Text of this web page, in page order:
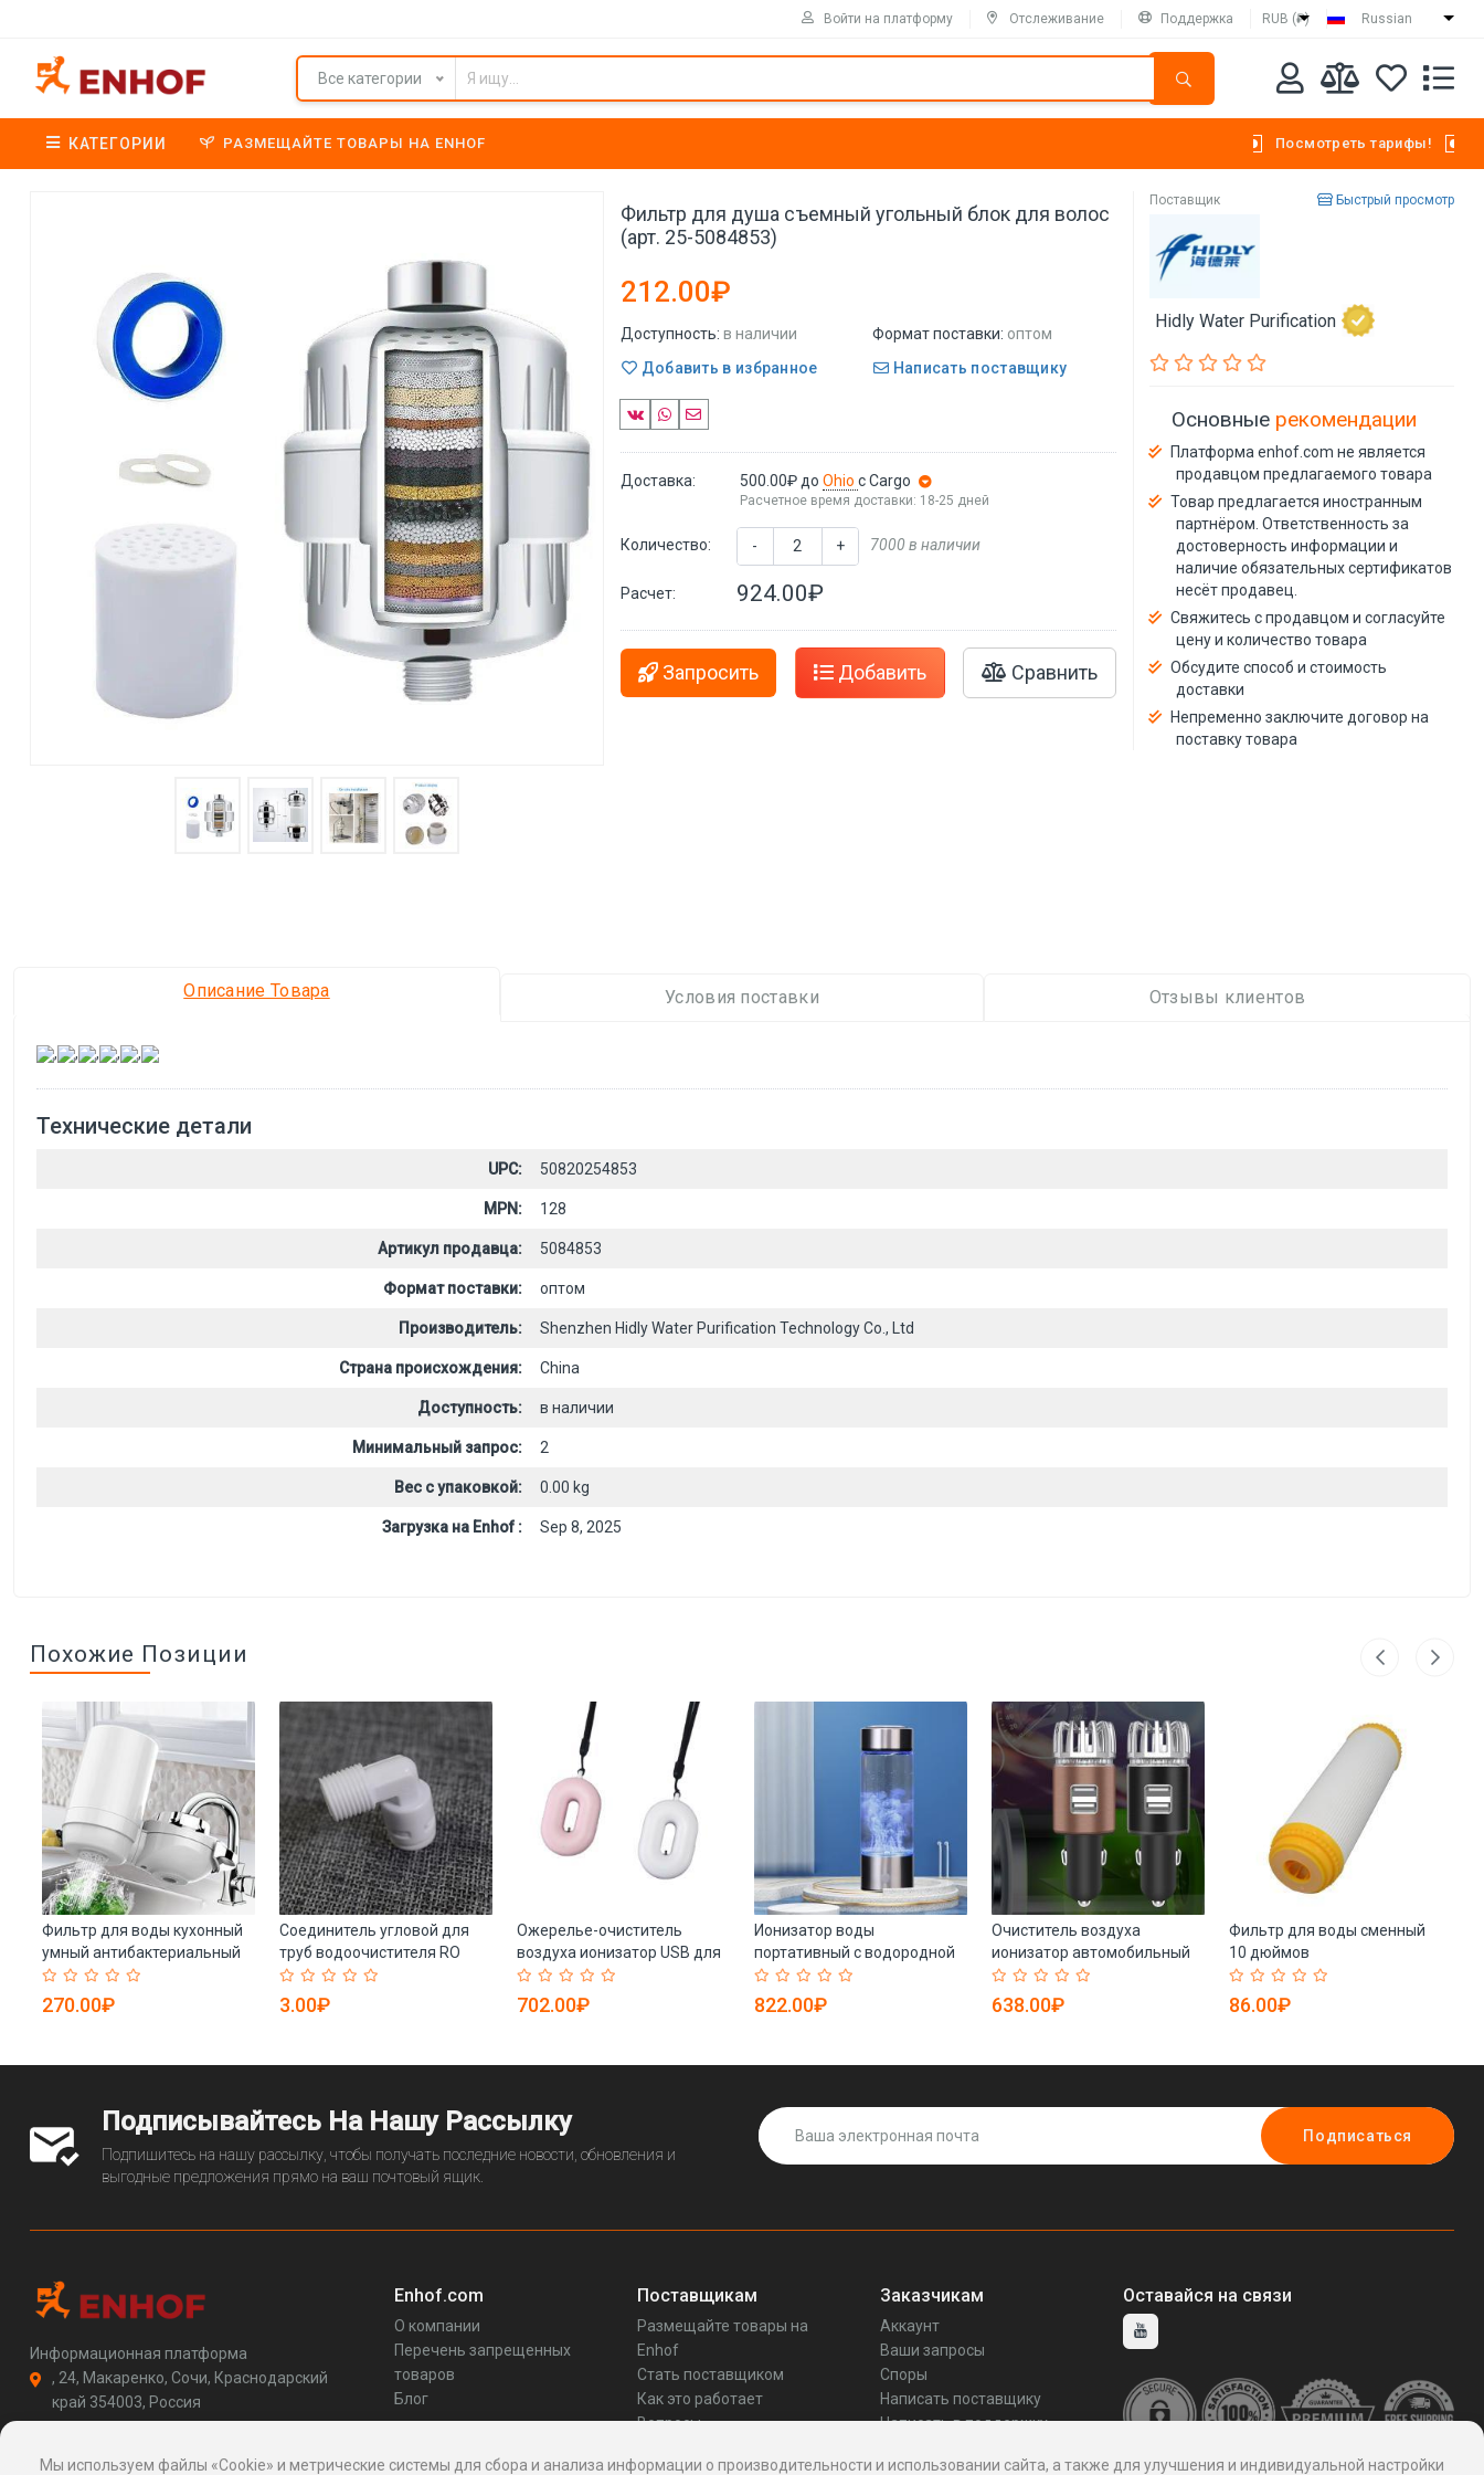
Войти на платформу Отслеживание Поддержка RUB (₽) Russian
Все категории
КАТЕГОРИИ РАЗМЕЩАЙТЕ ТОВАРЫ НА ENHOF Посмотреть тарифы!
Фильтр для душа съемный угольный блок для волос
(арт. 25-5084853)
212.00₽
Доступность: в наличии Формат поставки: оптом
Добавить в избранное
Написать поставщику
Доставка: 500.00₽ доOhioс Cargo
Расчетное время доставки: 18-25 дней
Количество: - + 7000 в наличии
Расчет: 924.00₽
Запросить Добавить Сравнить
Поставщик Быстрый просмотр
Hidly Water Purification
Основные рекомендации
Платформа enhof.com не является
продавцом предлагаемого товара
Товар предлагается иностранным
партнёром. Ответственность за
достоверность информации и
наличие обязательных сертификатов
несёт продавец.
Свяжитесь с продавцом и согласуйте
цену и количество товара
Обсудите способ и стоимость
доставки
Непременно заключите договор на
поставку товара
Описание Товара Условия поставки Отзывы клиентов
, , , , ,
Технические детали
UPC: 50820254853
MPN: 128
Артикул продавца: 5084853
Формат поставки: оптом
Производитель: Shenzhen Hidly Water Purification Technology Co., Ltd
Страна происхождения: China
Доступность: в наличии
Минимальный запрос: 2
Вес с упаковкой: 0.00 kg
Загрузка на Enhof : Sep 8, 2025
Похожие Позиции
Фильтр для воды кухонный
умный антибактериальный
на кран (арт. 25-5085250)
270.00₽
Соединитель угловой для
труб водоочистителя RO
(арт. 25-5084834)
3.00₽
Ожерелье-очиститель
воздуха ионизатор USB для
детей (арт. 25-5084961)
702.00₽
Ионизатор воды
портативный с водородной
бутылкой (арт. 25-5084878)
822.00₽
Очиститель воздуха
ионизатор автомобильный
USB портативный (арт. 25-
5085024)
638.00₽
Фильтр для воды сменный
10 дюймов
высококачественный (арт.
25-5085048)
86.00₽
Подписывайтесь На Нашу Рассылку
Подпишитесь на нашу рассылку, чтобы получать последние новости, обновления и
выгодные предложения прямо на ваш почтовый ящик.
Подписаться
Информационная платформа
, 24, Макаренко, Сочи, Краснодарский
край 354003, Россия
http://enhof.com
Enhof.com
О компании
Перечень запрещенных
товаров
Блог
Поставщикам
Размещайте товары на
Enhof
Стать поставщиком
Как это работает
Вопросы
Заказчикам
Аккаунт
Ваши запросы
Споры
Написать поставщику
Написать в поддержку
Оставайся на связи
Мы используем файлы «Cookie» и метрические системы для сбора и анализа информации о производительности и использовании сайта, а также для улучшения и индивидуальной настройки